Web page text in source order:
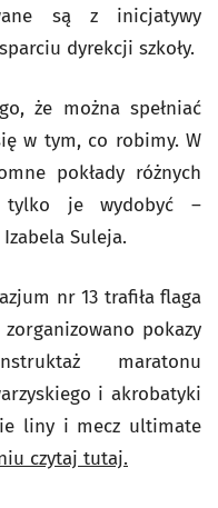
są z inicjatywy
dyrekcji szkoły.
że można spełniać
w tym, co robimy. W
pokłady różnych
je wydobyć –
Suleja.
nr 13 trafiła flaga
pokazy
maratonu
i akrobatyki
liny i mecz ultimate
czytaj tutaj.